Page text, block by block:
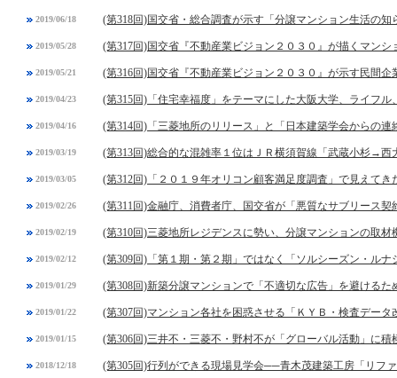
2019/06/18 (第318回)国交省・総合調査が示す「分譲マンション生活の知
2019/05/28 (第317回)国交省『不動産業ビジョン２０３０』が描くマン
2019/05/21 (第316回)国交省『不動産業ビジョン２０３０』が示す民間企
2019/04/23 (第315回)「住宅幸福度」をテーマにした大阪大学、ライフル
2019/04/16 (第314回)「三菱地所のリリース」と「日本建築学会からの
2019/03/19 (第313回)総合的な混雑率１位はＪＲ横須賀線「武蔵小杉→西
2019/03/05 (第312回)「２０１９年オリコン顧客満足度調査」で見えてき
2019/02/26 (第311回)金融庁、消費者庁、国交省が「悪質なサブリース契
2019/02/19 (第310回)三菱地所レジデンスに勢い、分譲マンションの取材
2019/02/12 (第309回)「第１期・第２期」ではなく「ソルシーズン・ルナ
2019/01/29 (第308回)新築分譲マンションで「不適切な広告」を避けるた
2019/01/22 (第307回)マンション各社を困惑させる「ＫＹＢ・検査データ
2019/01/15 (第306回)三井不・三菱不・野村不が「グローバル活動」に積
2018/12/18 (第305回)行列ができる現場見学会──青木茂建築工房「リフ